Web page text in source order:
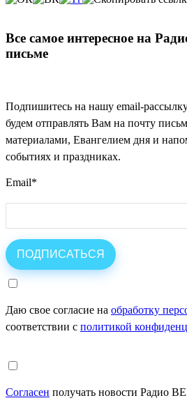
Все самое интересное на
письме
Подпишитесь на нашу email-
будем отправлять Вам на почту
материалами, Евангелием дня и
событиях и праздниках.
Email*
Даю свое согласие на обработку
соответствии с политикой
Согласен получать новости Радио